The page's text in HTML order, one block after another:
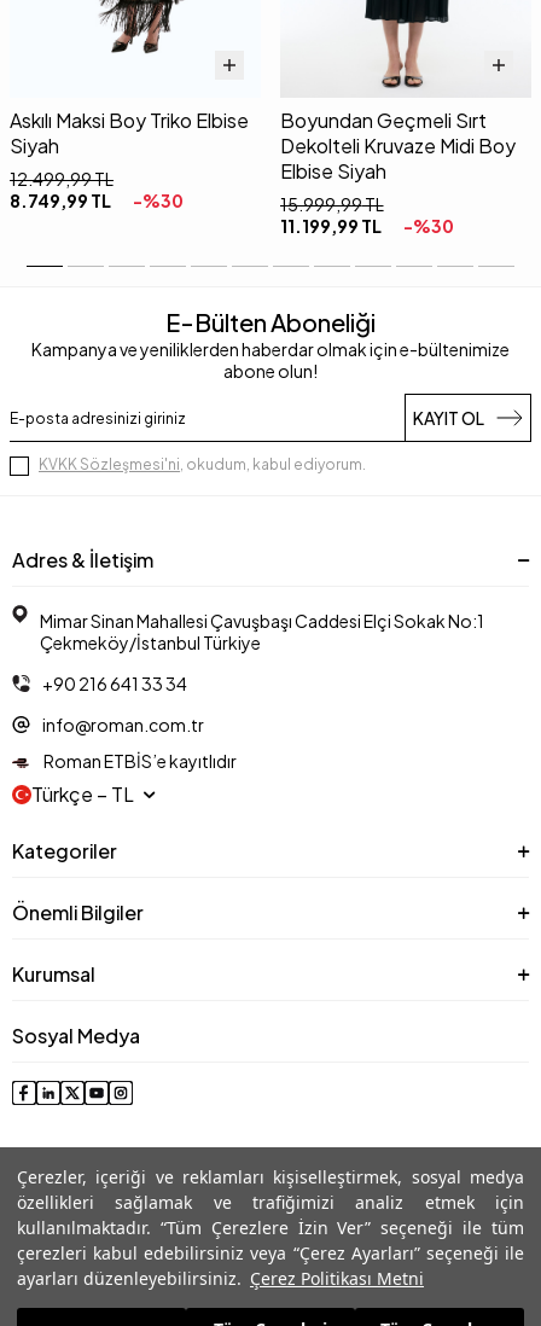
Çerezler, içeriği ve reklamları kişiselleştirmek, sosyal medya
özellikleri sağlamak ve trafiğimizi analiz etmek için
kullanılmaktadır. “Tüm Çerezlere İzin Ver” seçeneği ile tüm
çerezleri kabul edebilirsiniz veya “Çerez Ayarları” seçeneği ile
ayarları düzenleyebilirsiniz. Çerez Politikası Metni
Askılı Maksi Boy Triko Elbise
Siyah
12.499,99TL
8.749,99 TL -%30
Boyundan Geçmeli Sırt
Dekolteli Kruvaze Midi Boy
Elbise Siyah
15.999,99TL
11.199,99 TL -%30
E-Bülten Aboneliği
Kampanya ve yeniliklerden haberdar olmak için e-bültenimize
abone olun!
KAYIT OL
KVKK Sözleşmesi'ni, okudum, kabul ediyorum.
Adres & İletişim
Mimar Sinan Mahallesi Çavuşbaşı Caddesi Elçi Sokak No:1
Çekmeköy/İstanbul Türkiye
+90 216 641 33 34
info@roman.com.tr
Roman ETBİS’e kayıtlıdır
Türkçe − TL
Kategoriler
Önemli Bilgiler
Kurumsal
Sosyal Medya
© 2025 Roman® Tüm Hakları Saklıdır, İzinsiz kullanılamaz